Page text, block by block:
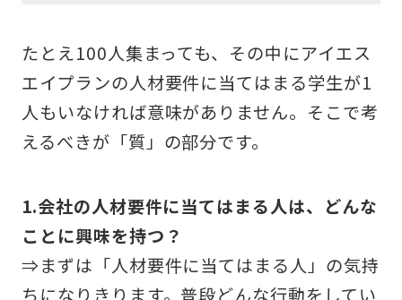
たとえ100人集まっても、その中にアイエス
エイプランの人材要件に当てはまる学生が1
人もいなければ意味がありません。そこで考
えるべきが「質」の部分です。
1.会社の人材要件に当てはまる人は、どんな
ことに興味を持つ？
⇒まずは「人材要件に当てはまる人」の気持
ちになりきります。普段どんな行動をしてい